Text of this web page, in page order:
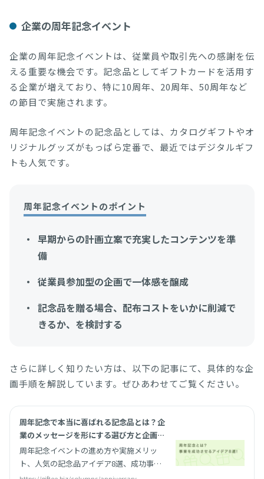
企業の周年記念イベント
企業の周年記念イベントは、従業員や取引先への感謝を伝
える重要な機会です。記念品としてギフトカードを活用す
る企業が増えており、特に10周年、20周年、50周年など
の節目で実施されます。
周年記念イベントの記念品としては、カタログギフトやオ
リジナルグッズがもっぱら定番で、最近ではデジタルギフ
トも人気です。
周年記念イベントのポイント
早期からの計画立案で充実したコンテンツを準
備
従業員参加型の企画で一体感を醸成
記念品を贈る場合、配布コストをいかに削減で
きるか、を検討する
さらに詳しく知りたい方は、以下の記事にて、具体的な企
画手順を解説しています。ぜひあわせてご覧ください。
周年記念で本当に喜ばれる記念品とは？企
業のメッセージを形にする選び方と企画術
| giftee for Business - 法人向けデジタ
ルギフト導入実績No.1
周年記念イベントの進め方や実施メリッ
ト、人気の記念品アイデア8選、成功事例
までまとめて紹介。企業ブランディングや